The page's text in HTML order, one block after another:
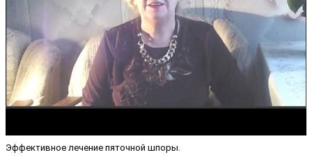
Эффективное лечение пяточной шпоры.